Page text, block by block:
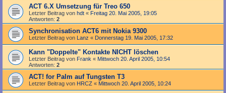
ACT 6.X Umsetzung für Treo 650
Letzter Beitrag von hdt « Freitag 20. Mai 2005, 19:05
Antworten: 2
Synchronisation ACT6 mit Nokia 9300
Letzter Beitrag von Lanz « Donnerstag 19. Mai 2005, 17:32
Kann "Doppelte" Kontakte NICHT löschen
Letzter Beitrag von Frank « Mittwoch 20. April 2005, 10:54
Antworten: 2
ACT! for Palm auf Tungsten T3
Letzter Beitrag von HRCZ « Mittwoch 20. April 2005, 10:24